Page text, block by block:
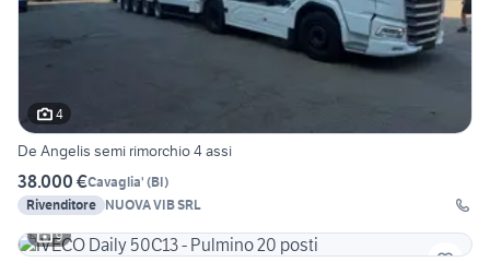
4
De Angelis semi rimorchio 4 assi
38.000 €Cavaglia' (BI)
Rivenditore NUOVA VIB SRL
9